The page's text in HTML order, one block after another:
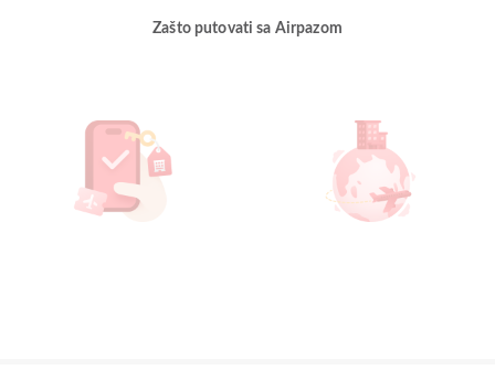
Zašto putovati sa Airpazom